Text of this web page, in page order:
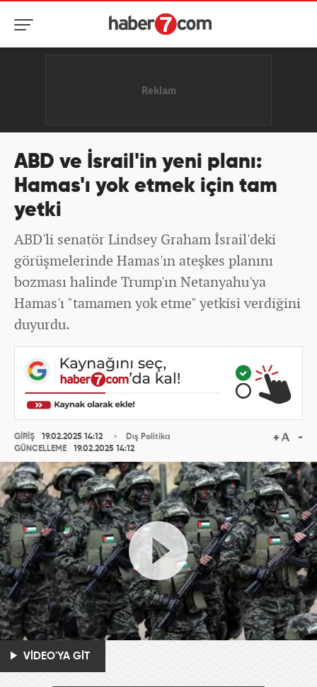
ABD ve İsrail'in yeni planı:
Hamas'ı yok etmek için tam
yetki
ABD'li senatör Lindsey Graham İsrail'deki
görüşmelerinde Hamas'ın ateşkes planını
bozması halinde Trump'ın Netanyahu'ya
Hamas'ı "tamamen yok etme" yetkisi verdiğini
duyurdu.
GİRİŞ
19.02.2025 14:12
GÜNCELLEME
19.02.2025 14:12
Dış Politika
VİDEO'YA GİT